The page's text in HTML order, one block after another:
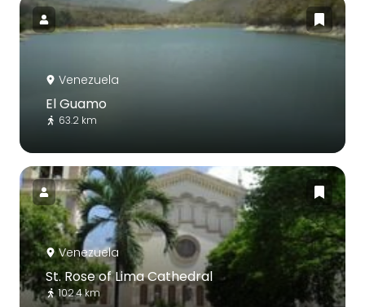
Venezuela
El Guamo
63.2 km
Venezuela
St. Rose of Lima Cathedral
102.4 km